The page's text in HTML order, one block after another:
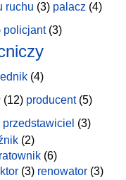
ruchu (3) palacz (4)
policjant(3)
(4)
(12) producent(5)
przedstawiciel (3)
(2)
ratownik (6)
(3) renowator (3)